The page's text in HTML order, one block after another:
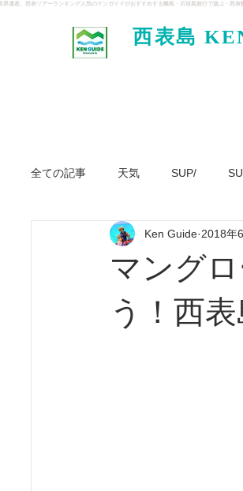
世界遺産、西表ツアーランキング人気のケンガイドがおすすめする離島・石垣島旅行で遊ぶ・西
西表島
全ての記事 天気 SUP/
ジャングル大冒険ツアー パナ
マング
う！西
Ken Guide 2018年